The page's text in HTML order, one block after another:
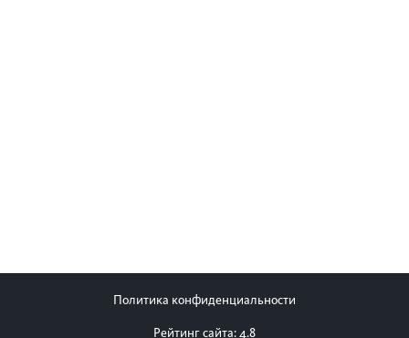
Политика конфиденциальности
Рейтинг сайта: 4.8